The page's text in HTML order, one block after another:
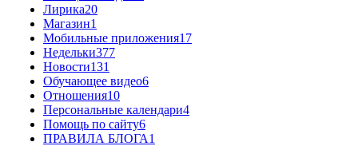
Лирика20
Магазин1
Мобильные приложения17
Недельки377
Новости131
Обучающее видео6
Отношения10
Персональные календари4
Помощь по сайту6
ПРАВИЛА БЛОГА1